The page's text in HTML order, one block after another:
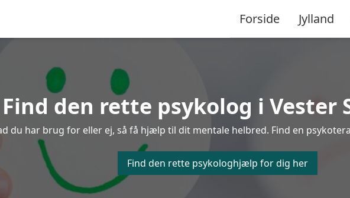
Forside Jylland
Find den rette psykolog i Vester
du har brug for eller ej, så få hjælp til dit mentale helbred. Find en
Find den rette psykologhjælp for dig her